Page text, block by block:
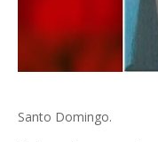
Santo Domingo.